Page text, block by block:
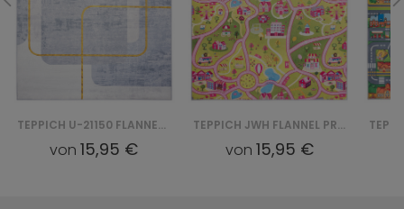
TEPPICH U-21150 FLANNEL PRINTED
von15,95 €
TEPPICH JWH FLANNEL PRINTED
von15,95 €